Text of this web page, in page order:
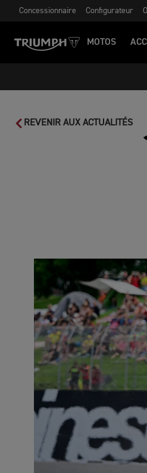
Concessionnaire Configurateur
MOTOS
REVENIR AUX ACTUALITÉS